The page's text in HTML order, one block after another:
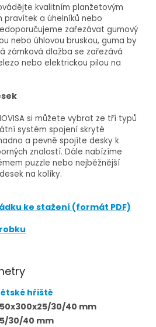
kvalitním planžetovým
pravítek a úhelníků nebo
zařezávat gumový
nebo úhlovou bruskou, guma by
zámková dlažba se zařezává
nebo elektrickou pilou na
si můžete vybrat ze tří typů
systém spojení skryté
a pevně spojíte desky k
znalostí. Dále nabízíme
puzzle nebo nejběžnější
na kolíky.
ke stažení (formát PDF)
hřiště
30/40 mm
30/40 mm